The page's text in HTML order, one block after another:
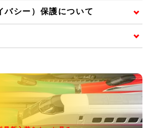
バシー）保護について